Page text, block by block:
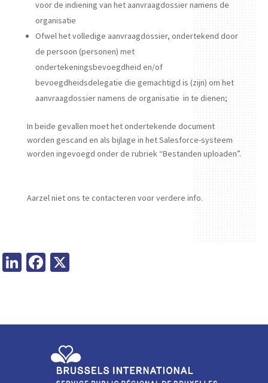
voor de indiening van het aanvraagdossier namens de
organisatie
Ofwel het volledige aanvraagdossier, ondertekend door
de persoon (personen) met
ondertekeningsbevoegdheid en/of
bevoegdheidsdelegatie die gemachtigd is (zijn) om het
aanvraagdossier namens de organisatie in te dienen;
In beide gevallen moet het ondertekende document
worden gescand en als bijlage in het Salesforce-systeem
worden ingevoegd onder de rubriek “Bestanden uploaden”.
Aarzel niet ons te contacteren voor verdere info.
Li
dI
Fa
o
k